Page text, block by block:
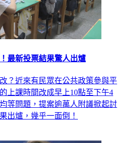
最新投票結果驚人出爐
？近來有民眾在公共政策參與平
上課時間改成早上10點至下午4
等問題，提案逾萬人附議掀起討
出爐，幾乎一面倒！